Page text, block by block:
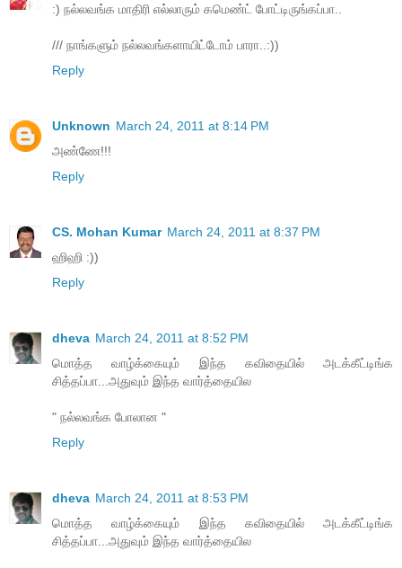
:) நல்லவங்க மாதிரி எல்லாரும் கமெண்ட் போட்டிருங்கப்பா..
/// நாங்களும் நல்லவங்களாயிட்டோம் பாரா..:))
Reply
Unknown March 24, 2011 at 8:14 PM
அண்ணே!!!
Reply
CS. Mohan Kumar March 24, 2011 at 8:37 PM
ஹிஹி :))
Reply
dheva March 24, 2011 at 8:52 PM
மொத்த வாழ்க்கையும் இந்த கவிதையில் அடக்கீட்டிங்க
சித்தப்பா...அதுவும் இந்த வார்த்தையில
" நல்லவங்க போலான "
Reply
dheva March 24, 2011 at 8:53 PM
மொத்த வாழ்க்கையும் இந்த கவிதையில் அடக்கீட்டிங்க
சித்தப்பா...அதுவும் இந்த வார்த்தையில